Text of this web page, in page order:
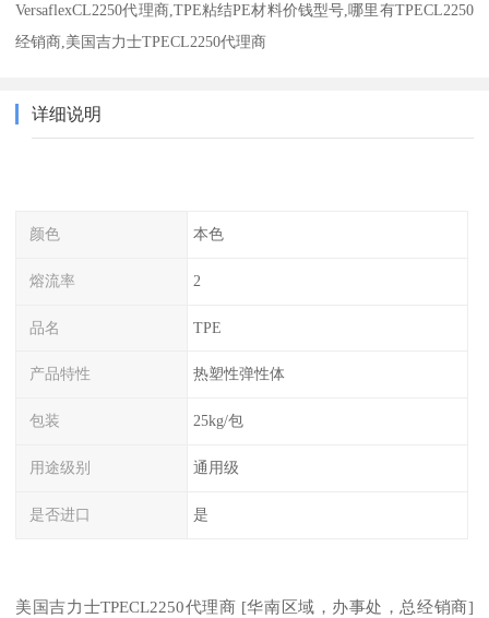
VersaflexCL2250代理商,TPE粘结PE材料价钱型号,哪里有TPECL2250
经销商,美国吉力士TPECL2250代理商
详细说明
颜色 本色
熔流率 2
品名 TPE
产品特性 热塑性弹性体
包装 25kg/包
用途级别 通用级
是否进口 是
美国吉力士TPECL2250代理商 [华南区域，办事处，总经销商]